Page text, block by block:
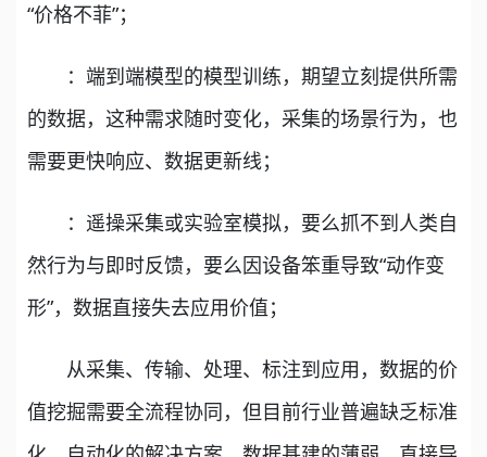
“价格不菲”；
：端到端模型的模型训练，期望立刻提供所需
的数据，这种需求随时变化，采集的场景行为，也
需要更快响应、数据更新线；
：遥操采集或实验室模拟，要么抓不到人类自
然行为与即时反馈，要么因设备笨重导致“动作变
形”，数据直接失去应用价值；
从采集、传输、处理、标注到应用，数据的价
值挖掘需要全流程协同，但目前行业普遍缺乏标准